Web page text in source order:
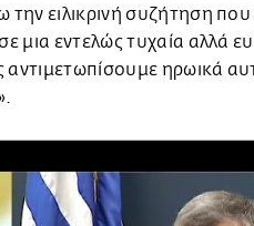
την ειλικρινή συζήτηση που
μια εντελώς τυχαία αλλά
ηρωικά